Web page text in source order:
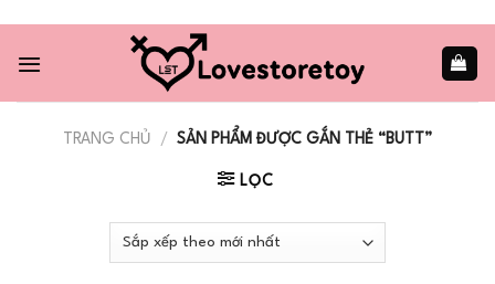
content
TRANG CHỦ / SẢN PHẨM ĐƯỢC GẮN THẺ “BUTT”
LỌC